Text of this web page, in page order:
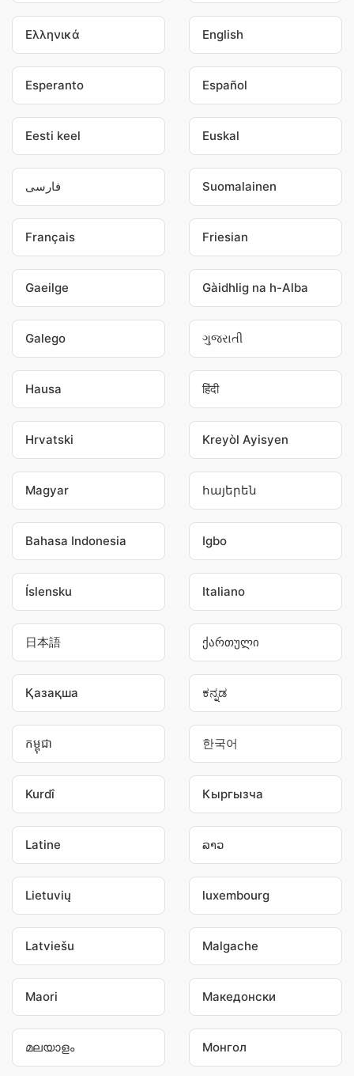
Ελληνικά English
Esperanto Español
Eesti keel Euskal
فارسی Suomalainen
Français Friesian
Gaeilge Gàidhlig na h-Alba
Galego ગુજરાતી
Hausa हिंदी
Hrvatski Kreyòl Ayisyen
Magyar հայերեն
Bahasa Indonesia Igbo
Íslensku Italiano
日本語 ქართული
Қазақша ಕನ್ನಡ
កម្ពុជា 한국어
Kurdî Кыргызча
Latine ລາວ
Lietuvių luxembourg
Latviešu Malgache
Maori Македонски
മലയാളം Монгол